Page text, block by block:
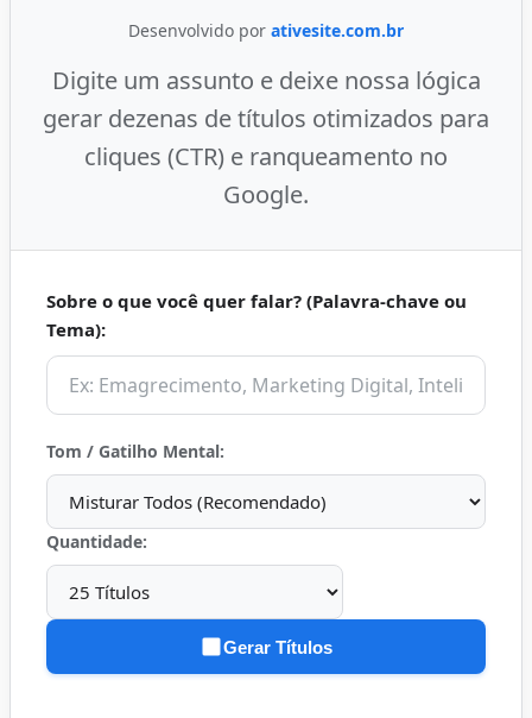
Desenvolvido por ativesite.com.br
Digite um assunto e deixe nossa lógica
gerar dezenas de títulos otimizados para
cliques (CTR) e ranqueamento no
Google.
Sobre o que você quer falar? (Palavra-chave ou
Tema):
Tom / Gatilho Mental:
Quantidade:
Gerar Títulos